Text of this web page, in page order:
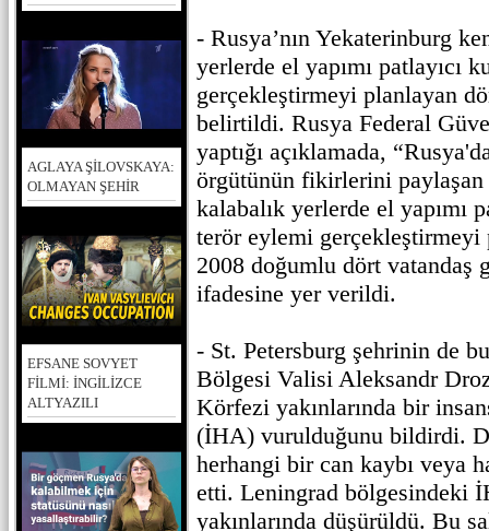
AGLAYA ŞİLOVSKAYA:
OLMAYAN ŞEHİR
EFSANE SOVYET
FİLMİ: İNGİLİZCE
ALTYAZILI
- Rusya’nın Yekaterinburg
yerlerde el yapımı patlayıcı
gerçekleştirmeyi planlayan
belirtildi. Rusya Federal
yaptığı açıklamada,
örgütünün fikirlerini paylaşan
kalabalık yerlerde el yapımı
terör eylemi gerçekleştirmeyi
2008 doğumlu dört vatandaş
ifadesine yer verildi.
- St. Petersburg şehrinin de
Bölgesi Valisi Aleksandr
Körfezi yakınlarında bir
(İHA) vurulduğunu bildirdi.
herhangi bir can kaybı veya
etti. Leningrad bölgesindeki
yakınlarında düşürüldü. Bu